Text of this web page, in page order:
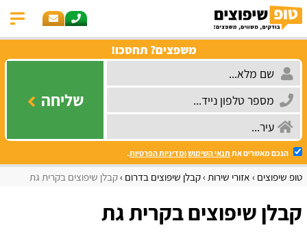
משפצים? תחסכו!
שליחה
הנכם מאשרים את תנאי השימושומדיניות הפרטיות.
טופ שיפוצים אזורי שירות קבלן שיפוצים בדרום קבלן שיפוצים בקרית גת
קבלן שיפוצים בקרית גת